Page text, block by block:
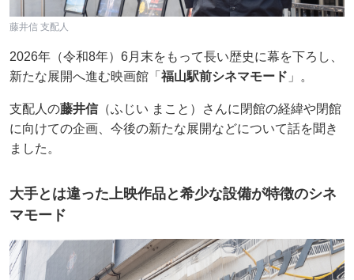
藤井信 支配人
2026年（令和8年）6月末をもって長い歴史に幕を下ろし、
新たな展開へ進む映画館「 福山駅前シネマモード 」。
支配人の藤井信（ふじい まこと）さんに閉館の経緯や閉館
に向けての企画、今後の新たな展開などについて話を聞き
ました。
大手とは違った上映作品と希少な設備が特徴のシネ
マモード